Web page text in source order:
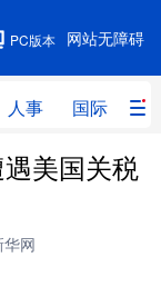
网站无障碍
PC版本
人事 国际 财
人事
美国关税
网